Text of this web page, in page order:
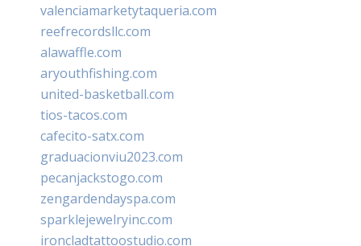
valenciamarketytaqueria.com
reefrecordsllc.com
alawaffle.com
aryouthfishing.com
united-basketball.com
tios-tacos.com
cafecito-satx.com
graduacionviu2023.com
pecanjackstogo.com
zengardendayspa.com
sparklejewelryinc.com
ironcladtattoostudio.com